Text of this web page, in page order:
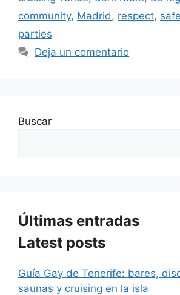
community, Madrid , respect,
parties
Deja un comentario
Buscar
Últimas entradas
Latest posts
Guía Gay de Tenerife: bares,
saunas y cruising en la isla